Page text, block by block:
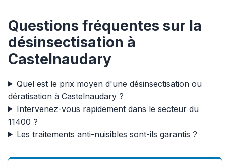
Questions fréquentes sur la
désinsectisation à
Castelnaudary
Quel est le prix moyen d'une désinsectisation ou
dératisation à Castelnaudary ?
Intervenez-vous rapidement dans le secteur du
11400 ?
Les traitements anti-nuisibles sont-ils garantis ?